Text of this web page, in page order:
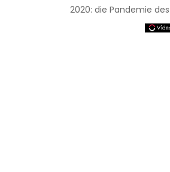
2020: die Pandemie